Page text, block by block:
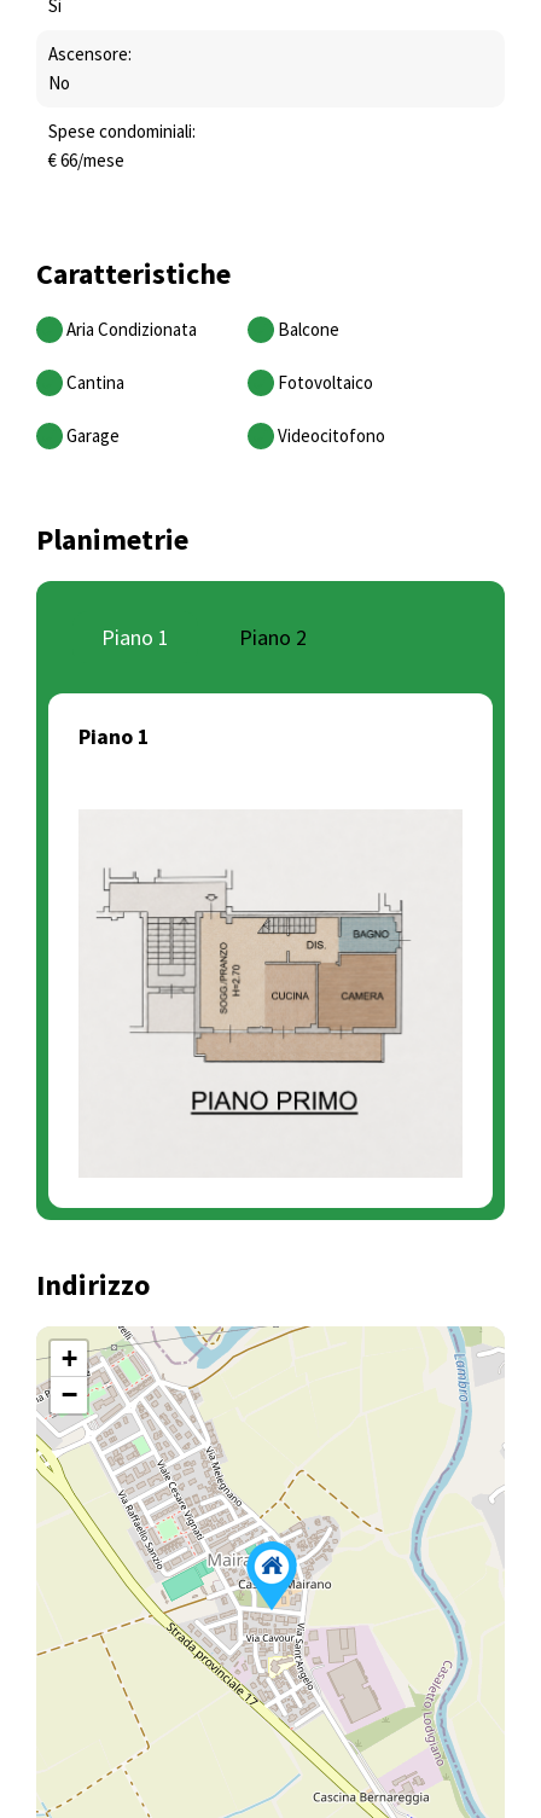
Sì
Ascensore:
No
Spese condominiali:
€ 66/mese
Caratteristiche
Aria Condizionata Balcone
Cantina Fotovoltaico
Garage Videocitofono
Planimetrie
Piano 1 Piano 2
Piano 1
Indirizzo
+
−